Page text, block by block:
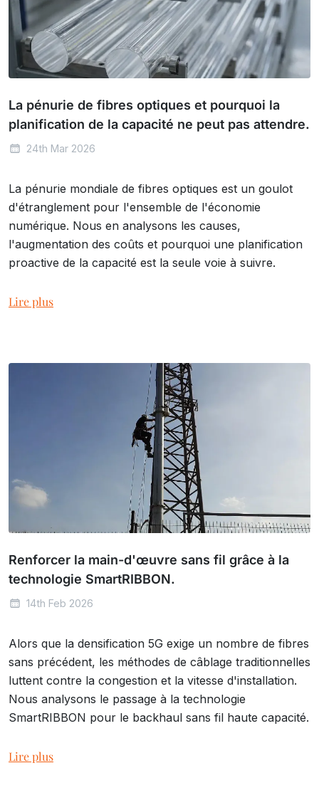
La pénurie de fibres optiques et pourquoi la
planification de la capacité ne peut pas attendre.
24th Mar 2026
La pénurie mondiale de fibres optiques est un goulot
d'étranglement pour l'ensemble de l'économie
numérique. Nous en analysons les causes,
l'augmentation des coûts et pourquoi une planification
proactive de la capacité est la seule voie à suivre.
Lire plus
Renforcer la main-d'œuvre sans fil grâce à la
technologie SmartRIBBON.
14th Feb 2026
Alors que la densification 5G exige un nombre de fibres
sans précédent, les méthodes de câblage traditionnelles
luttent contre la congestion et la vitesse d'installation.
Nous analysons le passage à la technologie
SmartRIBBON pour le backhaul sans fil haute capacité.
Lire plus